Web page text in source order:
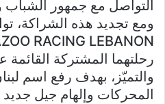
التواصل مع جمهور
رحلتهما المشتركة القائمة
والتميّز، بهدف رفع اسم
المحركات وإلهام جيل